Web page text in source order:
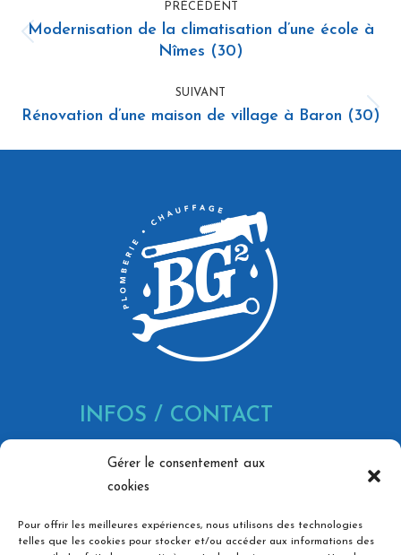
Gérer le consentement aux
cookies
Pour offrir les meilleures expériences, nous utilisons des technologies
telles que les cookies pour stocker et/ou accéder aux informations des
de
commentaire
PRÉCÉDENT
Onglet
Modernisation de la climatisation d’une école à
Nîmes (30)
SUIVANT
Projets
Rénovation d’une maison de village à Baron (30)
INFOS / CONTACT
866 Av. Marechal Juin, 30900
Nîmes
06 73 36 74 03